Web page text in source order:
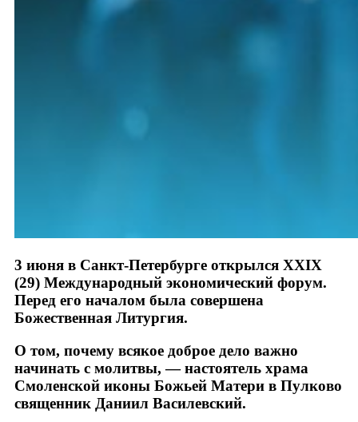
3 июня в Санкт-Петербурге открылся XXIX
(29) Международный экономический форум.
Перед его началом была совершена
Божественная Литургия.
О том, почему всякое доброе дело важно
начинать с молитвы, — настоятель храма
Смоленской иконы Божьей Матери в Пулково
священник Даниил Василевский.